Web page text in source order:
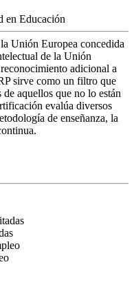
en Educación
Unión Europea concedida
de la Unión
adicional a
sirve como un filtro que
aquellos que no lo están
evalúa diversos
de enseñanza, la